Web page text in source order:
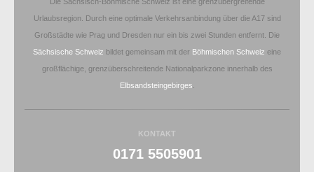
Urlaubsregion. Durch eine optimale Verkehrsanbindung über die A17 sind
Großstädte wie Prag und Dresden nur ein bis zwei Stunden entfernt. Die
Sächsische Schweiz bildet gemeinsam mit der Böhmischen Schweiz eine
großflächige, grenzüberschreitende Nationalparkzone innerhalb des
Elbsandsteingebirges
KONTAKT
0171 5505901